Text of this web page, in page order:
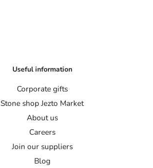
Useful information
Corporate gifts
Stone shop Jezto Market
About us
Careers
Join our suppliers
Blog